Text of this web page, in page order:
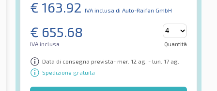
€ 163.92 IVA inclusa di Auto-Raifen GmbH
€ 655.68
IVA inclusa Quantità
Data di consegna prevista- mer. 12 ag. - lun. 17 ag.
Spedizione gratuita